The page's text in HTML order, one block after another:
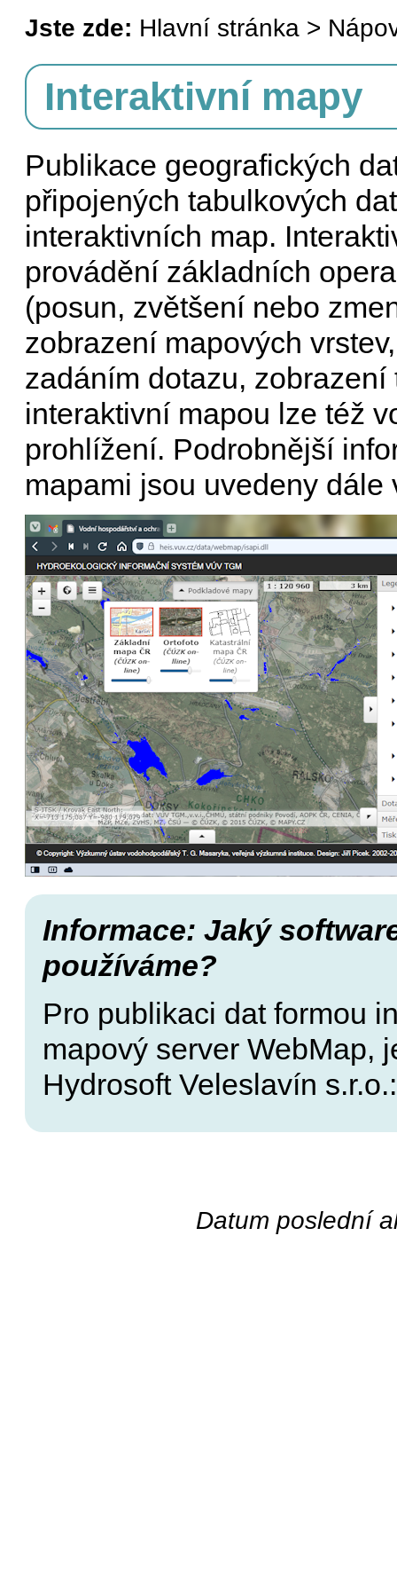
Jste zde: Hlavní stránka >
Interaktivní mapy
Publikace geografických
připojených tabulkových
interaktivních map.
provádění základních
(posun, zvětšení nebo
zobrazení mapových
zadáním dotazu,
interaktivní mapou lze též
prohlížení. Podrobnější
mapami jsou uvedeny dále
Informace: Jaký
používáme?
Pro publikaci dat formou
mapový server WebMap,
Hydrosoft Veleslavín
Datum poslední